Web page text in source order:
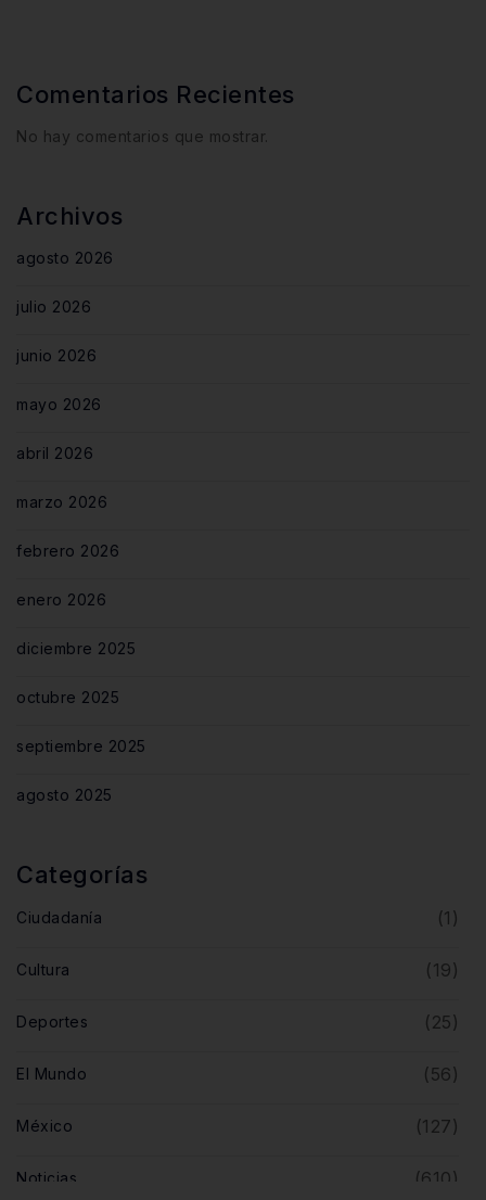
Comentarios Recientes
No hay comentarios que mostrar.
Archivos
agosto 2026
julio 2026
junio 2026
mayo 2026
abril 2026
marzo 2026
febrero 2026
enero 2026
diciembre 2025
octubre 2025
septiembre 2025
agosto 2025
Categorías
Ciudadanía (1)
Cultura (19)
Deportes (25)
El Mundo (56)
México (127)
Noticias (610)